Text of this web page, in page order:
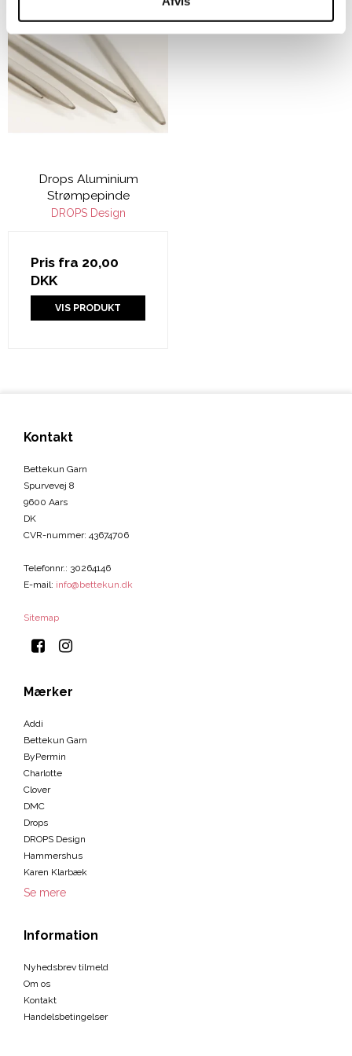
Drops Aluminium
Strømpepinde
DROPS Design
Pris fra 20,00
DKK
VIS PRODUKT
Kontakt
Bettekun Garn
Spurvevej 8
9600 Aars
DK
CVR-nummer: 43674706
Telefonnr.: 30264146
E-mail: info@bettekun.dk
Sitemap
Mærker
Addi
Bettekun Garn
ByPermin
Charlotte
Clover
DMC
Drops
DROPS Design
Hammershus
Karen Klarbæk
Se mere
Information
Nyhedsbrev tilmeld
Om os
Kontakt
Handelsbetingelser